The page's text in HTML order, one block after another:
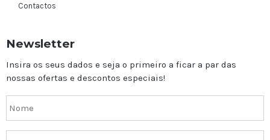
Contactos
Newsletter
Insira os seus dados e seja o primeiro a ficar a par das
nossas ofertas e descontos especiais!